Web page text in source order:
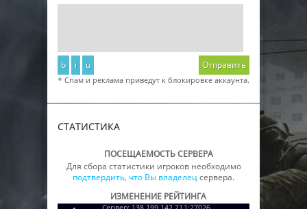
b i u Отправить
* Спам и реклама приведут к блокировке аккаунта.
СТАТИСТИКА
ПОСЕЩАЕМОСТЬ СЕРВЕРА
Для сбора статистики игроков необходимо
подтвердить, что Вы владелецсервера.
ИЗМЕНЕНИЕ РЕЙТИНГА